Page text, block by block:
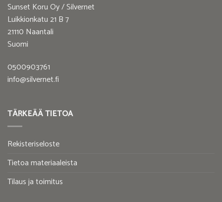
Sunset Koru Oy / Silvernet
Luikkionkatu 21 B 7
21110 Naantali
Suomi
0500903761
info@silvernet.fi
TÄRKEÄÄ TIETOA
Rekisteriseloste
Tietoa materiaaleista
Tilaus ja toimitus